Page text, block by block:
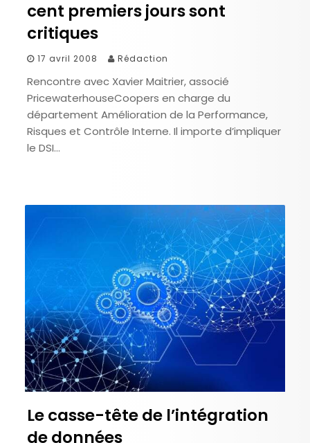
cent premiers jours sont
critiques
17 avril 2008 Rédaction
Rencontre avec Xavier Maitrier, associé
PricewaterhouseCoopers en charge du
département Amélioration de la Performance,
Risques et Contrôle Interne. Il importe d’impliquer
le DSI…
Le casse-tête de l’intégration
de données